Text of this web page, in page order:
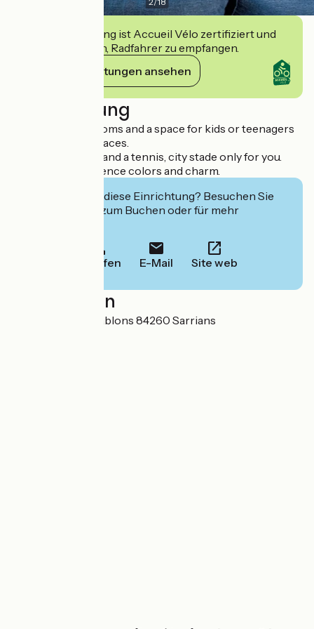
Diese Einrichtung ist Accueil Vélo zertifiziert und
verpflichtet sich, Radfahrer zu empfangen.
Ihre Verpflichtungen ansehen
Beschreibung
6 independent rooms and a space for kids or teenagers
offering 3 more places.
A swimming pool and a tennis, city stade only for you.
Welcome in Provence colors and charm.
Interessiert Sie diese Einrichtung? Besuchen Sie
deren Website zum Buchen oder für mehr
Anrufen E-Mail Site web
Localisation
1420 Route des Sablons 84260 Sarrians